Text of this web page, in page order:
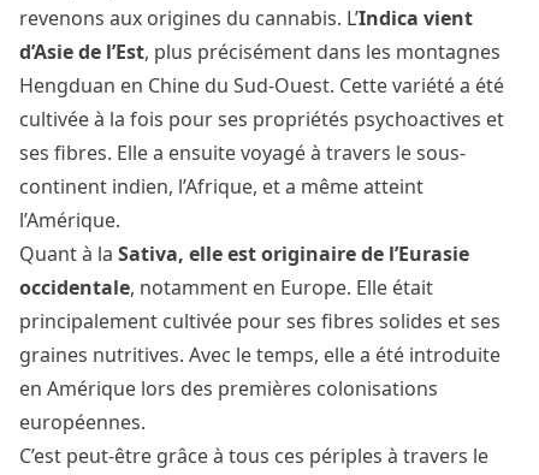
revenons aux origines du cannabis. L’Indica vient
d’Asie de l’Est, plus précisément dans les montagnes
Hengduan en Chine du Sud-Ouest. Cette variété a été
cultivée à la fois pour ses propriétés psychoactives et
ses fibres. Elle a ensuite voyagé à travers le sous-
continent indien, l’Afrique, et a même atteint
l’Amérique.
Quant à la Sativa, elle est originaire de l’Eurasie
occidentale, notamment en Europe. Elle était
principalement cultivée pour ses fibres solides et ses
graines nutritives. Avec le temps, elle a été introduite
en Amérique lors des premières colonisations
européennes.
C’est peut-être grâce à tous ces périples à travers le